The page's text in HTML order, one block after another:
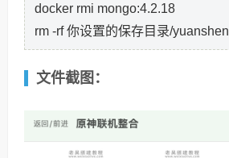
docker rmi mongo:4.2.18
rm -rf 你设置的保存目录/yuanshen
文件截图：